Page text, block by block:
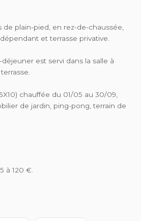
plain-pied, en rez-de-chaussée,
et terrasse privative.
est servi dans la salle à
chauffée du 01/05 au 30/09,
de jardin, ping-pong, terrain de
à 120 €.